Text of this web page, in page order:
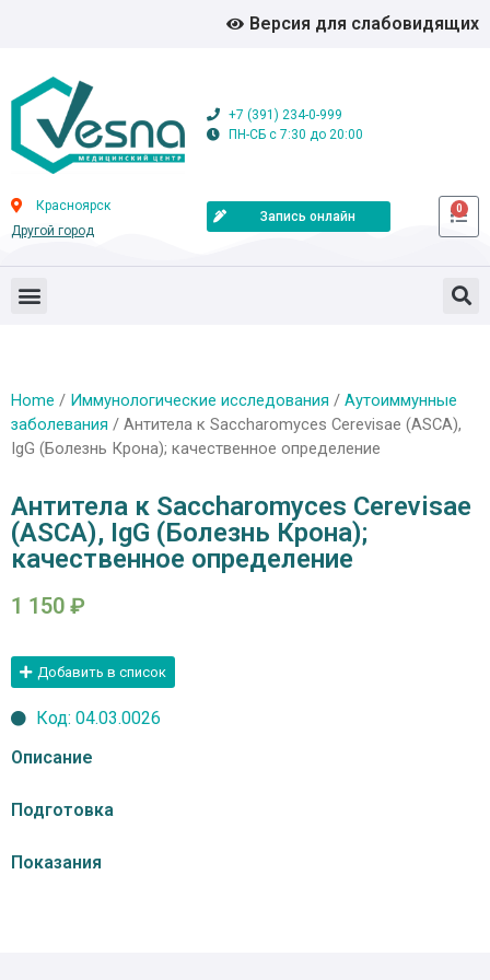
Версия для слабовидящих
+7 (391) 234-0-999
ПН-СБ с 7:30 до 20:00
Красноярск
Другой город
Запись онлайн
0
Home / Иммунологические исследования / Аутоиммунные
заболевания / Антитела к Saccharomyces Cerevisae (ASCA),
IgG (Болезнь Крона); качественное определение
Антитела к Saccharomyces Cerevisae
(ASCA), IgG (Болезнь Крона);
качественное определение
1 150 ₽
Добавить в список
Код: 04.03.0026
Описание
Подготовка
Показания